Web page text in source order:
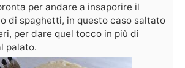
per andare a insaporire il
di spaghetti, in questo caso saltato
per dare quel tocco in più di
palato.